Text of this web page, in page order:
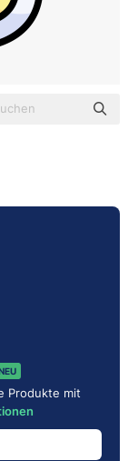
Produkte mit